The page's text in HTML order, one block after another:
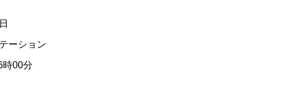
ーション
00分